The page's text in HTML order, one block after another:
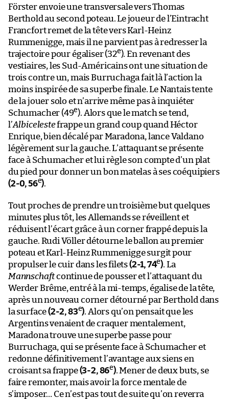
Förster envoie une transversale vers Thomas
Berthold au second poteau. Le joueur de l’Eintracht
Francfort remet de la tête vers Karl-Heinz
Rummenigge, mais il ne parvient pas à redresser la
trajectoire pour égaliser (32e). En revenant des
vestiaires, les Sud-Américains ont une situation de
trois contre un, mais Burruchaga fait là l’action la
moins inspirée de sa superbe finale. Le Nantais tente
de la jouer solo et n’arrive même pas à inquiéter
Schumacher (49e). Alors que le match se tend,
l’Albicelestefrappe un grand coup quand Héctor
Enrique, bien décalé par Maradona, lance Valdano
légèrement sur la gauche. L’attaquant se présente
face à Schumacher et lui règle son compte d’un plat
du pied pour donner un bon matelas à ses coéquipiers
(2-0, 56e).
Tout proches de prendre un troisième but quelques
minutes plus tôt, les Allemands se réveillent et
réduisent l’écart grâce à un corner frappé depuis la
gauche. Rudi Völler détourne le ballon au premier
poteau et Karl-Heinz Rummenigge surgit pour
propulser le cuir dans les filets(2-1, 74e). La
Mannschaftcontinue de pousser et l’attaquant du
Werder Brême, entré à la mi-temps, égalise de la tête,
après un nouveau corner détourné par Berthold dans
la surface(2-2, 83e). Alors qu’on pensait que les
Argentins venaient de craquer mentalement,
Maradona trouve une superbe passe pour
Burruchaga, qui se présente face à Schumacher et
redonne définitivement l’avantage aux siens en
croisant sa frappe(3-2, 86e). Mener de deux buts, se
faire remonter, mais avoir la force mentale de
s’imposer… Ce n’est pas tout de suite qu’on reverra